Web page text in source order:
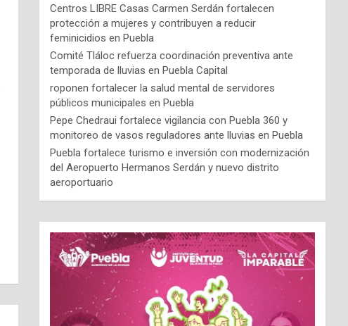
Centros LIBRE Casas Carmen Serdán fortalecen
protección a mujeres y contribuyen a reducir
feminicidios en Puebla
Comité Tláloc refuerza coordinación preventiva ante
temporada de lluvias en Puebla Capital
roponen fortalecer la salud mental de servidores
públicos municipales en Puebla
Pepe Chedraui fortalece vigilancia con Puebla 360 y
monitoreo de vasos reguladores ante lluvias en Puebla
Puebla fortalece turismo e inversión con modernización
del Aeropuerto Hermanos Serdán y nuevo distrito
aeroportuario